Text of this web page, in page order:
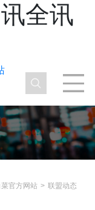
全讯
官方网站 > 联盟动态